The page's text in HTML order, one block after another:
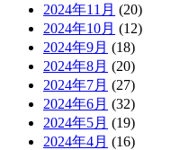
2024年11月 (20)
2024年10月 (12)
2024年9月 (18)
2024年8月 (20)
2024年7月 (27)
2024年6月 (32)
2024年5月 (19)
2024年4月 (16)